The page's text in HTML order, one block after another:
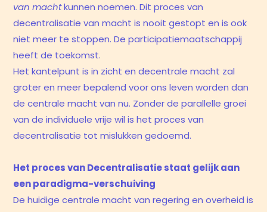
van machtkunnen noemen. Dit proces van
decentralisatie van macht is nooit gestopt en is ook
niet meer te stoppen. De participatiemaatschappij
heeft de toekomst.
Het kantelpunt is in zicht en decentrale macht zal
groter en meer bepalend voor ons leven worden dan
de centrale macht van nu. Zonder de parallelle groei
van de individuele vrije wil is het proces van
decentralisatie tot mislukken gedoemd.
Het proces van Decentralisatie staat gelijk aan
een paradigma-verschuiving
De huidige centrale macht van regering en overheid is